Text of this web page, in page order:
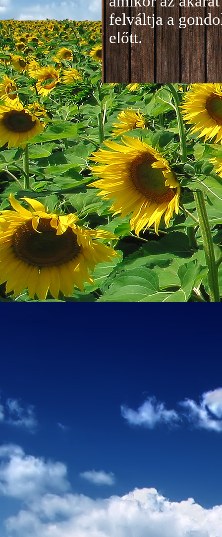
felváltja a
előtt.
Jelentkezés a
A
folyamatosan
benyújtása a je
történik mind
személyesen.
személyesen a
címen tudjátok
Kérelmeteket
Elérhetőségek
2081 Piliscsaba,
e-mail:
telefonszám: